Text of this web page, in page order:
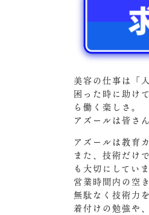
美容の仕事は「
困った時に助け
ら働く楽しさ。
アズールは皆さ
アズールは教育
また、技術だけ
も大切にしていま
営業時間内の空
無駄なく技術力
着付けの勉強や